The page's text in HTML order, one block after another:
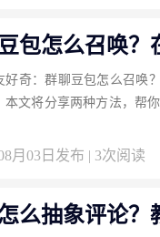
包怎么召唤？
好奇：群聊豆包怎么召唤
本文将分享两种方法，帮
月03日发布 | 3次阅读
么抽象评论？